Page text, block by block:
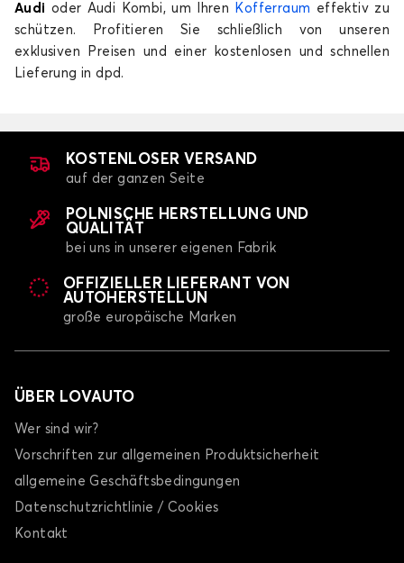
Fußmatten für AUDI e-tron
Audi oder Audi Kombi, um Ihren Kofferraum effektiv zu
schützen. Profitieren Sie schließlich von unseren
exklusiven Preisen und einer kostenlosen und schnellen
Lieferung in dpd.
KOSTENLOSER VERSAND
auf der ganzen Seite
POLNISCHE HERSTELLUNG UND
QUALITÄT
bei uns in unserer eigenen Fabrik
OFFIZIELLER LIEFERANT VON
AUTOHERSTELLUN
große europäische Marken
ÜBER LOVAUTO
Wer sind wir?
Vorschriften zur allgemeinen Produktsicherheit
allgemeine Geschäftsbedingungen
Datenschutzrichtlinie / Cookies
Kontakt